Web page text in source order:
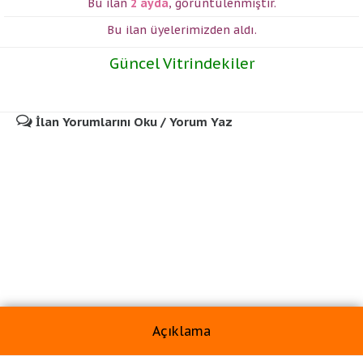
Bu ilan 2 ayda, görüntülenmiştir.
Bu ilan üyelerimizden aldı.
Güncel Vitrindekiler
İlan Yorumlarını Oku / Yorum Yaz
Açıklama